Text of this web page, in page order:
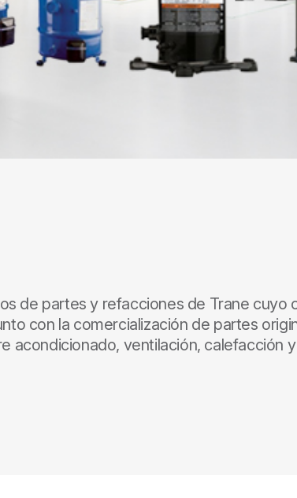
de partes y refacciones de Trane cuyo
con la comercialización de partes
acondicionado, ventilación, calefacción